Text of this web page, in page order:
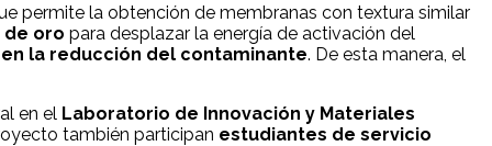
permite la obtención de membranas con textura similar
de oro para desplazar la energía de activación del
la reducción del contaminante. De esta manera, el
en el Laboratorio de Innovación y Materiales
también participan estudiantes de servicio